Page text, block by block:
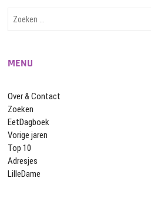
MENU
Over & Contact
Zoeken
EetDagboek
Vorige jaren
Top 10
Adresjes
LilleDame